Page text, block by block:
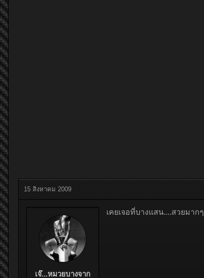
15 สิงหาคม 2009
เจ๊...หมวยบางจาก
เคยเจอที่บางแสน....สวยมากๆ